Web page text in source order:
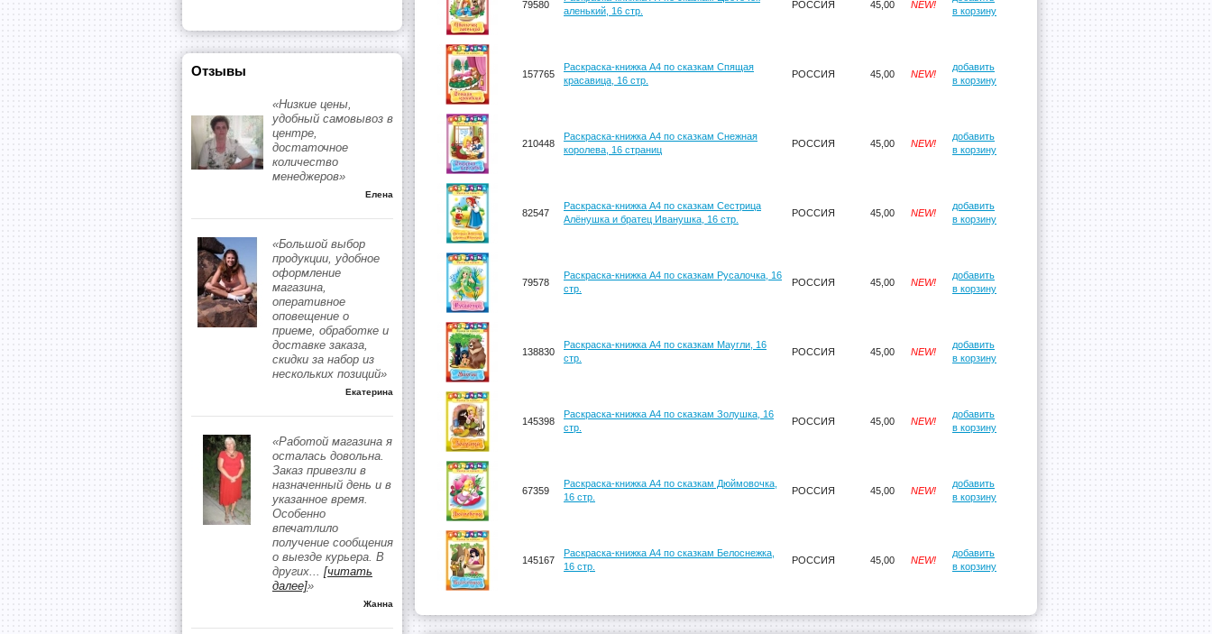
79580
аленький, 16 стр.
РОССИЯ 45,00 NEW!
в корзину
157765
Раскраска-книжка А4 по сказкам Спящая
красавица, 16 стр.
РОССИЯ 45,00 NEW!
добавить
в корзину
210448
Раскраска-книжка А4 по сказкам Снежная
королева, 16 страниц
РОССИЯ 45,00 NEW!
добавить
в корзину
82547
Раскраска-книжка А4 по сказкам Сестрица
Алёнушка и братец Иванушка, 16 стр.
РОССИЯ 45,00 NEW!
добавить
в корзину
79578
Раскраска-книжка А4 по сказкам Русалочка, 16
стр.
РОССИЯ 45,00 NEW!
добавить
в корзину
138830
Раскраска-книжка А4 по сказкам Маугли, 16
стр.
РОССИЯ 45,00 NEW!
добавить
в корзину
145398
Раскраска-книжка А4 по сказкам Золушка, 16
стр.
РОССИЯ 45,00 NEW!
добавить
в корзину
67359
Раскраска-книжка А4 по сказкам Дюймовочка,
16 стр.
РОССИЯ 45,00 NEW!
добавить
в корзину
145167
Раскраска-книжка А4 по сказкам Белоснежка,
16 стр.
РОССИЯ 45,00 NEW!
добавить
в корзину
Отзывы
«Низкие цены,
удобный самовывоз в
центре,
достаточное
количество
менеджеров»
Елена
«Большой выбор
продукции, удобное
оформление
магазина,
оперативное
оповещение о
приеме, обработке и
доставке заказа,
скидки за набор из
нескольких позиций»
Екатерина
«Работой магазина я
осталась довольна.
Заказ привезли в
назначенный день и в
указанное время.
Особенно
впечатлило
получение сообщения
о выезде курьера. В
других... [читать
далее]»
Жанна